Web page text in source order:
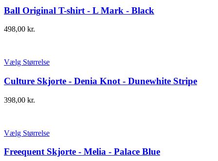
Ball Original T-shirt - L Mark - Black
498,00 kr.
Vælg Størrelse
Culture Skjorte - Denia Knot - Dunewhite Stripe
398,00 kr.
Vælg Størrelse
Freequent Skjorte - Melia - Palace Blue